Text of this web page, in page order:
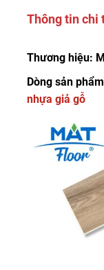
Thông tin chi
Thương hiệu:
Dòng sản
nhựa giả gỗ